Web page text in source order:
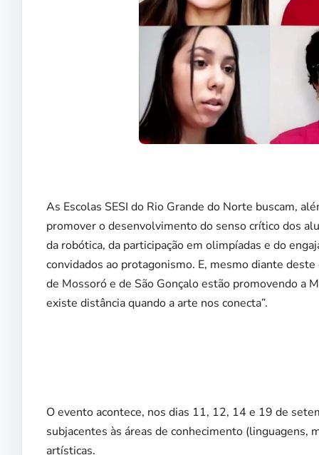
As Escolas SESI do Rio Grande do Norte buscam,
promover o desenvolvimento do senso crítico dos
da robótica, da participação em olimpíadas e do
convidados ao protagonismo. E, mesmo diante
de Mossoró e de São Gonçalo estão promovendo a
existe distância quando a arte nos conecta”.
O evento acontece, nos dias 11, 12, 14 e 19 de
subjacentes às áreas de conhecimento (linguagens,
artísticas.